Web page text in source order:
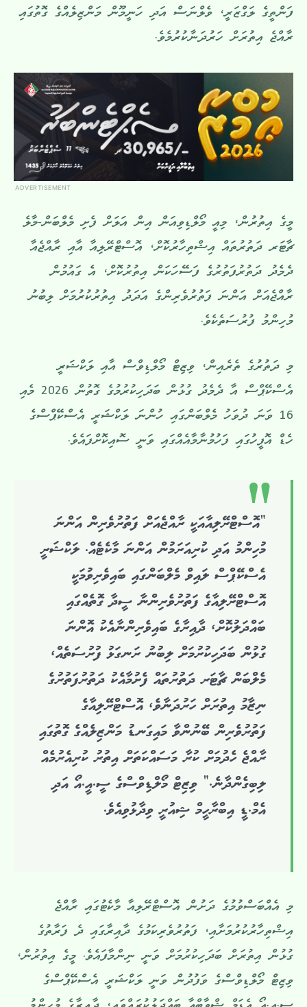
ފަންތީގެ ލަގްޒަރީ، ވެލްނަސް އަދި ހަނީމޫން މަންޒިލެއްގެ ގޮތުގައި
ރާއްޖެ އިތުރަށް ހަރުދަނާކުރުމެވެ.
ADVERTISEMENT
މީގެ އިތުރުން، މިއީ މޯލްޑިވިއަން އިން އަލަށް ފެށި މެލްބަން-މާލެ
ޗާޓަރ ދަތުރުތައް އިޝްތިހާރުކޮށް، އޮސްޓްރޭލިއާ އާއި ރާއްޖެއާ
ދެމެދު ދަތުރުފަތުރުގެ ފަސޭހަކަން އިތުރުކޮށް، އެ ގައުމުން
ރާއްޖެއަށް އަންނަ ފަތުރުވެރިންގެ އަދަދު އިތުރުކުރުމަށް ލިބުނު
މުހިންމު ފުރުސަތެކެވެ.
މި ދަތުރުގެ ތެރެއިން، ވިޒިޓް މޯލްޑިވްސް އާއި ލަކްޝަރީ
އެސްކޭޕްސް އާ ދެމެދު ގުޅުން ބަދަހިކުރުމުގެ ގޮތުން 2026 މެއި
16 ވަނަ ދުވަހު މެލްބަންގައި ހުންނަ ލަކްޝަރީ އެސްކޭޕްސްގެ
ހެޑް އޮފީހުގައި ފަހުމުނާމާއެއްގައި ވަނީ ސޮއިކޮށްފައެވެ.
“އޮސްޓްރޭލިއާއަކީ ރާއްޖެއަށް ފަތުރުވެރިން އަންނަ
މުހިންމު އަދި ކުރިއަރަމުން އަންނަ މާކެޓެއް. ލަކްޝަރީ
އެސްކޭޕްސް ލައިވް މެލްބަންގައި ބައިވެރިވުމަކީ
އޮސްޓްރޭލިއާގެ ފަތުރުވެރިންނާ ސީދާ ގޮތެއްގައި
ބައްދަލުކޮށް، ދާއިރާގެ ބައިވެރިންނާއެކު އޮންނަ
ގުޅުން ބަދަހިކުރުމަށް ލިބުނު ރަނގަޅު ފުރުސަތެއް،
މެލްބަން ޗާޓަރ ދަތުރުތައް ފެށުމާއެކު ދަތުރުފަތުރުގެ
ނިޒާމު އިތުރަށް ހަރުދަނާވެ، އޮސްޓްރޭލިއާގެ
ފަތުރުވެރިން ބޭނުންވާ މައިގަނޑު މަންޒިލެއްގެ ގޮތުގައި
ރާއްޖެ ހެދުމަށް ކުރާ މަސައްކަތަށް އިތުރު ކުރިއެރުމެއް
ލިބިގެންދާނެ.” ވިޒިޓް މޯލްޑިވްސްގެ ސީ.އީ.އޯ އަދި
އެމް.ޑީ އިބްރާހީމް ޝިއުރީ ވިދާޅުވިއެވެ.
މި އެއްބަސްވުމުގެ ދަށުން އޮސްޓްރޭލިއާ މާކެޓުގައި ރާއްޖެ
އިޝްތިހާރުކުރުމަށާއި، ފަތުރުވެރިކަމުގެ ދާއިރާގައި ދެ ފަރާތުގެ
ގުޅުން އިތުރަށް ބަދަހިކުރުމަށް ވަނީ ނިންމާފައެވެ. މީގެ އިތުރުން،
ވިޒިޓް މޯލްޑިވްސްގެ ވަފުދުން ވަނީ ލަކްޝަރީ އެސްކޭޕްސްގެ